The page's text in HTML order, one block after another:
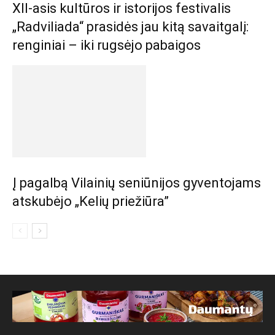
XII-asis kultūros ir istorijos festivalis
„Radviliada“ prasidės jau kitą savaitgalį:
renginiai – iki rugsėjo pabaigos
Į pagalbą Vilainių seniūnijos gyventojams
atskubėjo „Kelių priežiūra”